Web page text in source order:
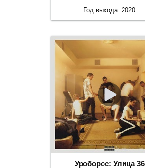
Год выхода: 2020
Уроборос: Улица 36